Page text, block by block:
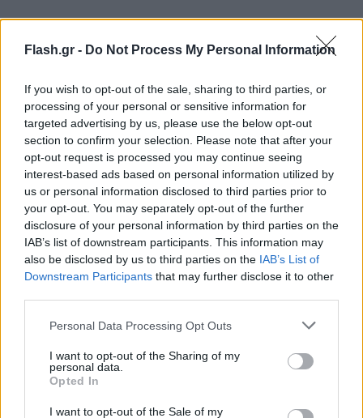
Flash.gr - Do Not Process My Personal Information
If you wish to opt-out of the sale, sharing to third parties, or
processing of your personal or sensitive information for
targeted advertising by us, please use the below opt-out
section to confirm your selection. Please note that after your
opt-out request is processed you may continue seeing
interest-based ads based on personal information utilized by
us or personal information disclosed to third parties prior to
your opt-out. You may separately opt-out of the further
disclosure of your personal information by third parties on the
IAB’s list of downstream participants. This information may
also be disclosed by us to third parties on the IAB’s List of
Downstream Participants that may further disclose it to other
Please note that this website/app uses one or more Google
not limited to your visit or usage behaviour. You may click to
grant or deny consent to Google and its third-party tags to
use your data for below specified purposes in below Google
consent section.
Personal Data Processing Opt Outs
I want to opt-out of the Sharing of my
personal data.
Opted In
I want to opt-out of the Sale of my